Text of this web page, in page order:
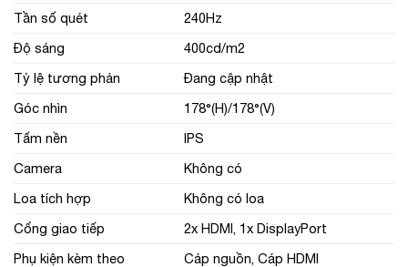
Tần số quét
240Hz
Độ sáng
400cd/m2
Tỷ lệ tương phản
Đang cập nhật
Góc nhìn
178°(H)/178°(V)
Tấm nền
IPS
Camera
Không có
Loa tích hợp
Không có loa
Cổng giao tiếp
2x HDMI, 1x DisplayPort
Phụ kiện kèm theo
Cáp nguồn, Cáp HDMI